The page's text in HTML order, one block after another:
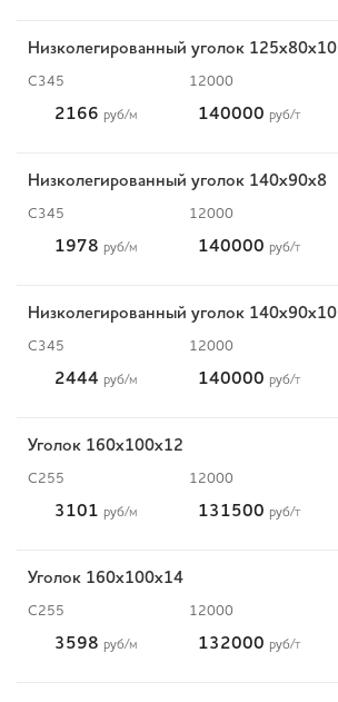
Низколегированный уголок 125х80х10
С345 12000
2166 руб/м 140000 руб/т
Низколегированный уголок 140х90х8
С345 12000
1978 руб/м 140000 руб/т
Низколегированный уголок 140х90х10
С345 12000
2444 руб/м 140000 руб/т
Уголок 160х100х12
С255 12000
3101 руб/м 131500 руб/т
Уголок 160х100х14
С255 12000
3598 руб/м 132000 руб/т